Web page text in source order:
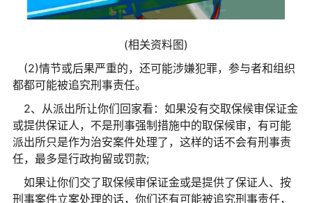
(相关资料图)
(2)情节或后果严重的，还可能涉嫌犯罪，参与者和组织
都都可能被追究刑事责任。
2、从派出所让你们回家看：如果没有交取保候审保证金
或提供保证人，不是刑事强制措施中的取保候审，有可能
派出所只是作为治安案件处理了，这样的话不会有刑事责
任，最多是行政拘留或罚款;
如果让你们交了取保候审保证金或是提供了保证人、按
刑事案件立案处理的话，你们还有可能被追究刑事责任，